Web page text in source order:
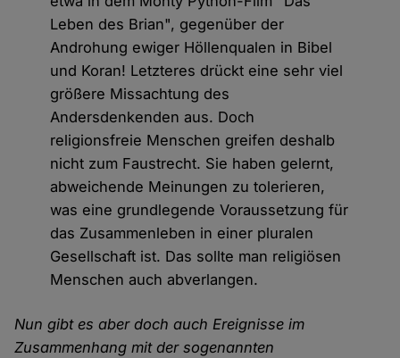
Leben des Brian", gegenüber der
Androhung ewiger Höllenqualen in Bibel
und Koran! Letzteres drückt eine sehr viel
größere Missachtung des
Andersdenkenden aus. Doch
religionsfreie Menschen greifen deshalb
nicht zum Faustrecht. Sie haben gelernt,
abweichende Meinungen zu tolerieren,
was eine grundlegende Voraussetzung für
das Zusammenleben in einer pluralen
Gesellschaft ist. Das sollte man religiösen
Menschen auch abverlangen.
Nun gibt es aber doch auch Ereignisse im
Zusammenhang mit der sogenannten